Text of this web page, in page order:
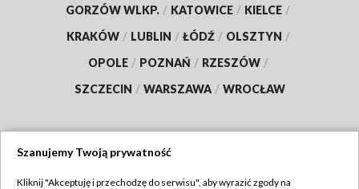
GORZÓW WLKP. / KATOWICE / KIELCE /
KRAKÓW / LUBLIN / ŁÓDŹ / OLSZTYN /
OPOLE / POZNAŃ / RZESZÓW /
SZCZECIN / WARSZAWA / WROCŁAW
Szanujemy Twoją prywatność
Kliknij "Akceptuję i przechodzę do serwisu", aby wyrazić zgody na